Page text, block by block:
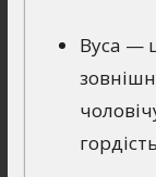
Вуса —